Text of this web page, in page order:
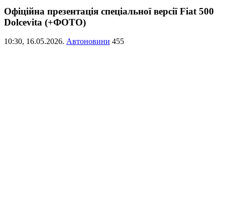
Офіційна презентація спеціальної версії Fiat 500
Dolcevita (+ФОТО)
10:30, 16.05.2026. Автоновини 455